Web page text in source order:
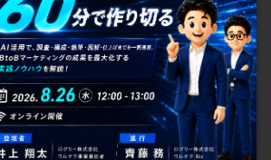
お問い合わせ
資料ダウンロード